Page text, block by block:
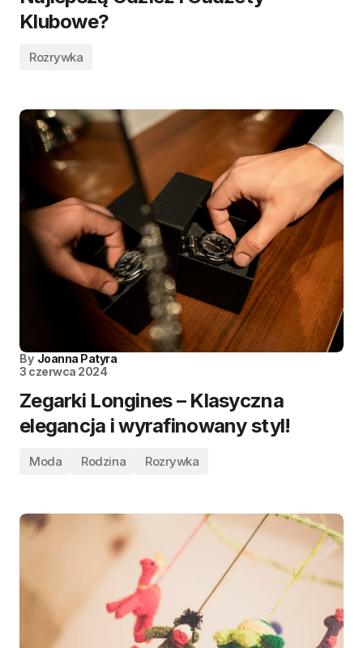
Klubowe?
Rozrywka
By Joanna Patyra
3 czerwca 2024
Zegarki Longines – Klasyczna
elegancja i wyrafinowany styl!
Moda Rodzina Rozrywka